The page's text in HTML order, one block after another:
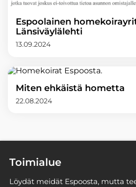
Espoolainen
Länsiväylälehti
13.09.2024
Miten ehkäistä hometta
22.08.2024
Toimialue
Löydät meidät Espoosta, mutta